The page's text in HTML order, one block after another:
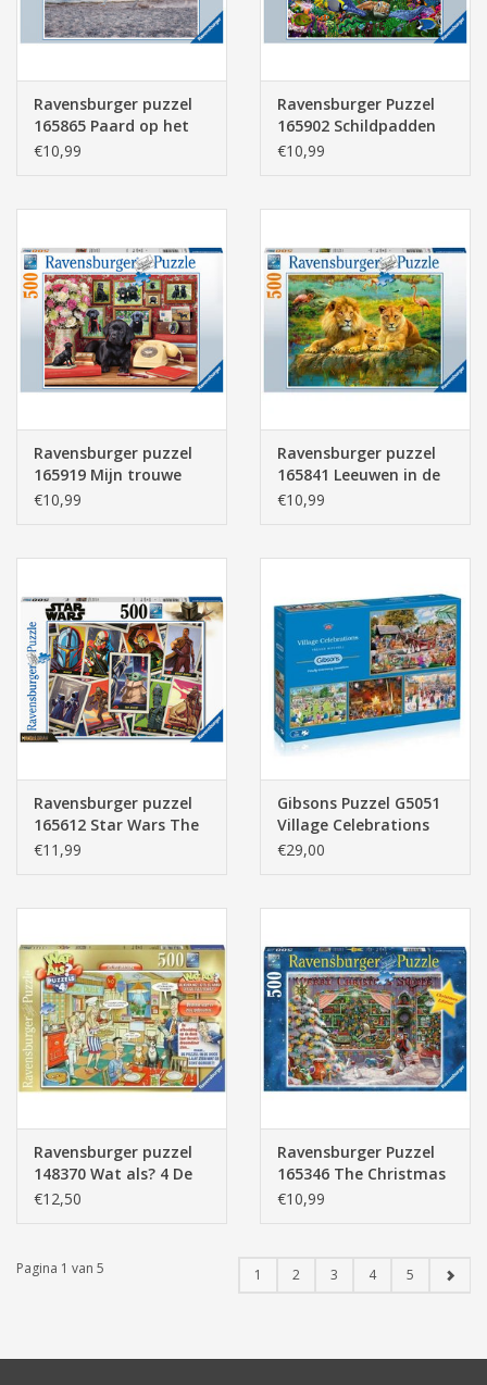
Ravensburger puzzel
165865 Paard op het
strand 500 stukjes
€10,99
Ravensburger Puzzel
165902 Schildpadden
in het Rif 500 stukjes
€10,99
Ravensburger puzzel
165919 Mijn trouwe
vrienden 500 stukjes
€10,99
Ravensburger puzzel
165841 Leeuwen in de
Savanne 500 stukjes
€10,99
Ravensburger puzzel
165612 Star Wars The
Mandlorian "the Child"
€11,99
Gibsons Puzzel G5051
Village Celebrations
4x500 stukjes
€29,00
Ravensburger puzzel
148370 Wat als? 4 De
verjaardag 500 stukjes
€12,50
Ravensburger Puzzel
165346 The Christmas
Shop 500 stukjes
€10,99
Pagina 1 van 5 1 2 3 4 5